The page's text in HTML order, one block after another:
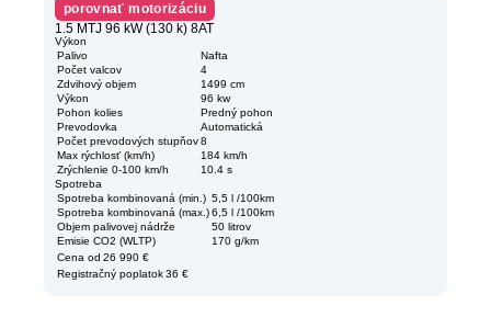
porovnať motorizáciu
1.5 MTJ 96 kW (130 k) 8AT
Výkon
Palivo
Nafta
Počet valcov
4
Zdvihový objem
1499 cm
Výkon
96 kw
Pohon kolies
Predný pohon
Prevodovka
Automatická
Počet prevodových stupňov 8
Max rýchlosť (km/h)
184 km/h
Zrýchlenie 0-100 km/h
10.4 s
Spotreba
Spotreba kombinovaná (min.) 5,5 l /100km
Spotreba kombinovaná (max.) 6,5 l /100km
Objem palivovej nádrže
50 litrov
Emisie CO2 (WLTP)
170 g/km
Cena od 26 990 €
Registračný poplatok 36 €